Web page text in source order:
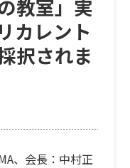
教室」実
カレント
択されま
、会長：中村正